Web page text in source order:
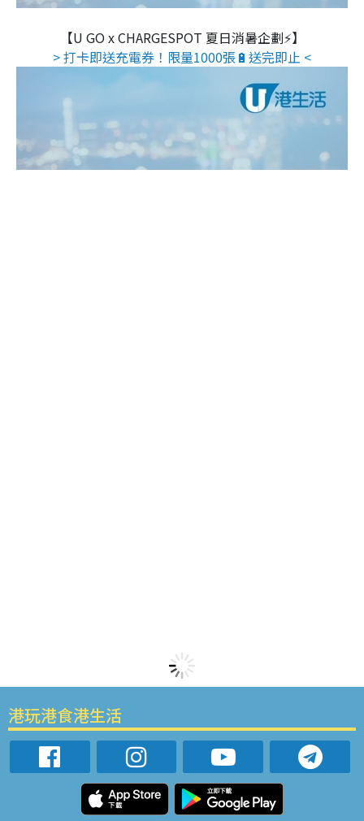
【U GO x CHARGESPOT 夏日消暑企劃⚡】
> 打卡即送充電券！限量1000張🔋送完即止 <
港玩港食港生活